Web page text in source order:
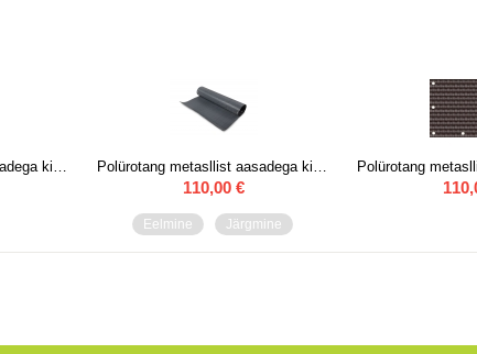
110,00 €
Eelmine Järgmine